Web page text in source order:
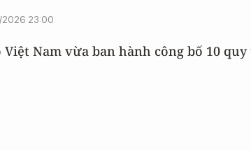
23:00
Việt Nam vừa ban hành công bố 10